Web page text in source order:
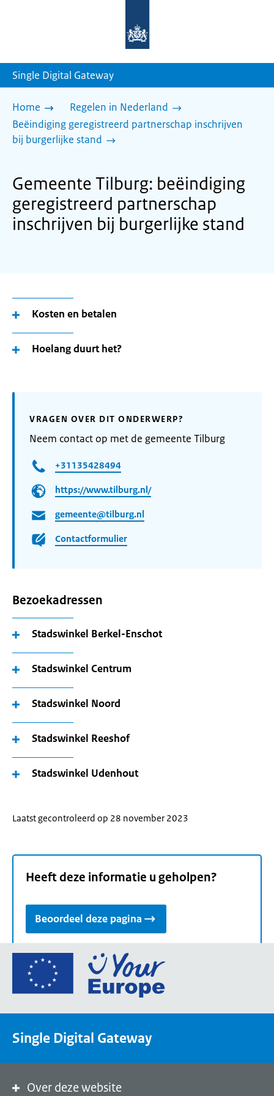
homepage
Single Digital Gateway
Home
Regelen in Nederland
Beëindiging geregistreerd partnerschap inschrijven
bij burgerlijke stand
Gemeente Tilburg: beëindiging
geregistreerd partnerschap
inschrijven bij burgerlijke stand
Kosten en betalen
Hoelang duurt het?
VRAGEN OVER DIT ONDERWERP?
Neem contact op met de gemeente Tilburg
+31135428494
https://www.tilburg.nl/
gemeente@tilburg.nl
Contactformulier
Bezoekadressen
Stadswinkel Berkel-Enschot
Stadswinkel Centrum
Stadswinkel Noord
Stadswinkel Reeshof
Stadswinkel Udenhout
Laatst gecontroleerd op 28 november 2023
Heeft deze informatie u geholpen?
Beoordeel deze pagina
Ga
de
een
Single Digital Gateway
Over deze website